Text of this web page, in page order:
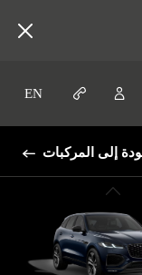
EN
إلى المركبات